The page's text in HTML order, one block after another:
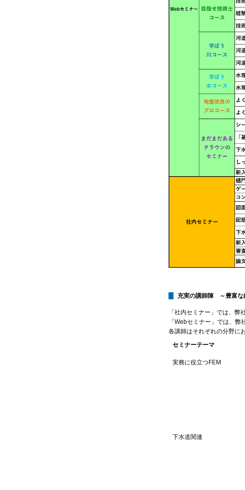
充実の講師陣 ～豊富な
「社内セミナー」では、弊
「Webセミナー」では、
各講師はそれぞれの分野に
セミナーテーマ
実務に役立つFEM
下水道関連